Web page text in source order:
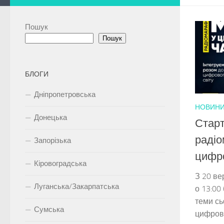
НОВИНИ
З 20
о 13:00
теми
Пошук
Пошук
БЛОГИ
Дніпропетровська
Донецька
Запорізька
Кіровоградська
Луганська/Закарпатська
Сумська